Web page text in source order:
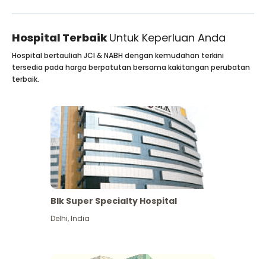
Hospital TerbaikUntuk Keperluan Anda
Hospital bertauliah JCI & NABH dengan kemudahan terkini
tersedia pada harga berpatutan bersama kakitangan perubatan
terbaik.
Blk Super Specialty Hospital
Delhi,India